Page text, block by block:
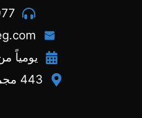
يومياً من 11 ص إلى
443 مجمع اندستريا - مصر